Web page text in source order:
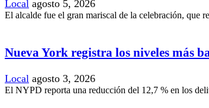
Local agosto 5, 2026
El alcalde fue el gran mariscal de la celebración, que
Nueva York registra los niveles más
Local agosto 3, 2026
El NYPD reporta una reducción del 12,7 % en los